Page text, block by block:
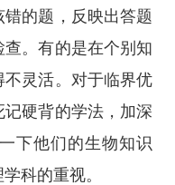
的题，反映出答题
。有的是在个别知
灵活。对于临界优
硬背的学法，加深
下他们的生物知识
科的重视。